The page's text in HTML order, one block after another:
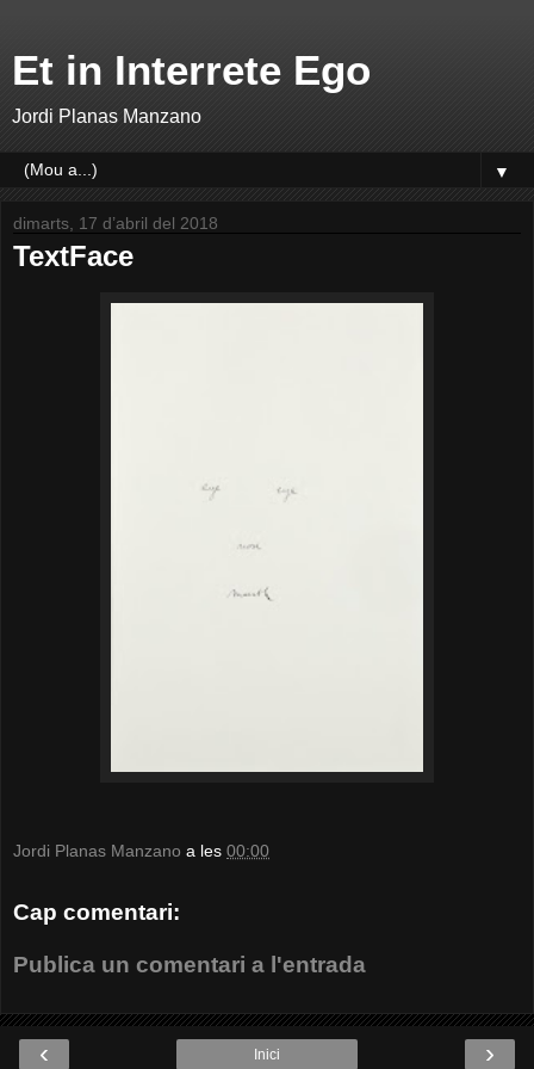
Et in Interrete Ego
Jordi Planas Manzano
▼
dimarts, 17 d’abril del 2018
TextFace
Jordi Planas Manzano a les 00:00
Cap comentari:
Publica un comentari a l'entrada
‹ ›
Inici